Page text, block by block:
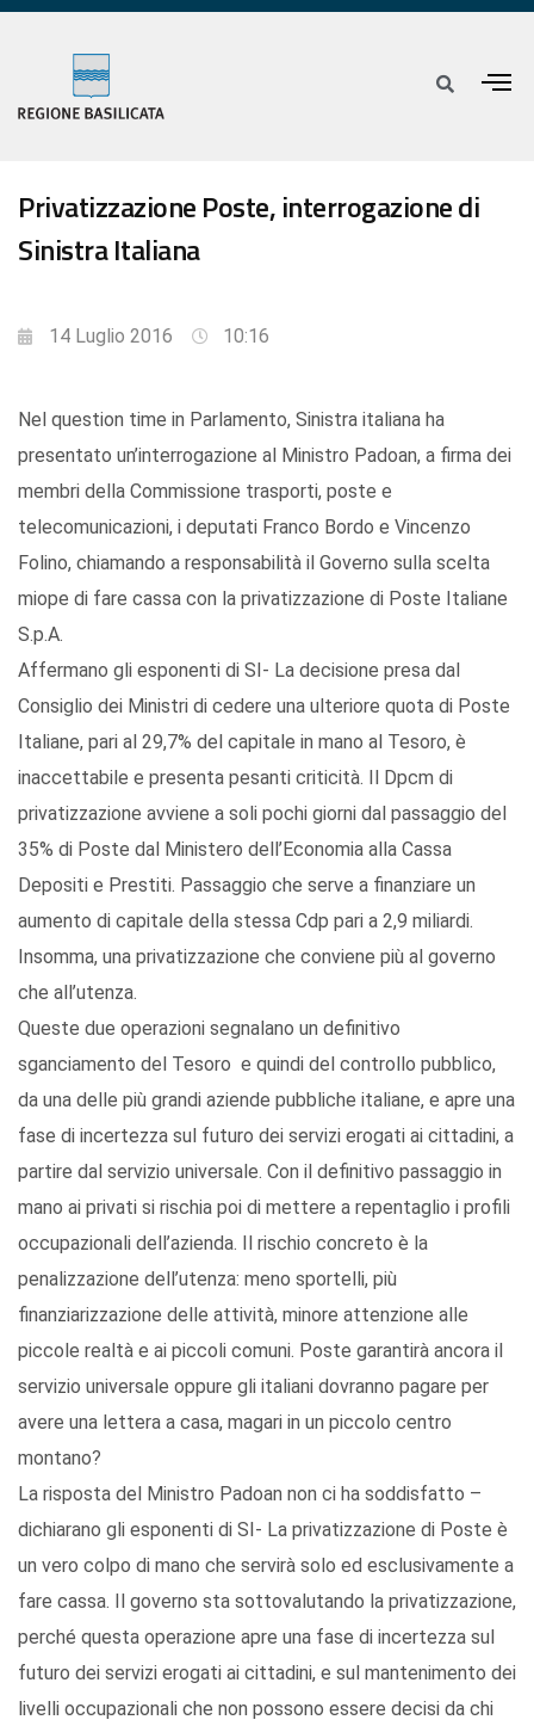
Privatizzazione Poste, interrogazione di
Sinistra Italiana
14 Luglio 2016 10:16
Nel question time in Parlamento, Sinistra italiana ha
presentato un’interrogazione al Ministro Padoan, a firma dei
membri della Commissione trasporti, poste e
telecomunicazioni, i deputati Franco Bordo e Vincenzo
Folino, chiamando a responsabilità il Governo sulla scelta
miope di fare cassa con la privatizzazione di Poste Italiane
S.p.A.
Affermano gli esponenti di SI- La decisione presa dal
Consiglio dei Ministri di cedere una ulteriore quota di Poste
Italiane, pari al 29,7% del capitale in mano al Tesoro, è
inaccettabile e presenta pesanti criticità. Il Dpcm di
privatizzazione avviene a soli pochi giorni dal passaggio del
35% di Poste dal Ministero dell’Economia alla Cassa
Depositi e Prestiti. Passaggio che serve a finanziare un
aumento di capitale della stessa Cdp pari a 2,9 miliardi.
Insomma, una privatizzazione che conviene più al governo
che all’utenza.
Queste due operazioni segnalano un definitivo
sganciamento del Tesoro e quindi del controllo pubblico,
da una delle più grandi aziende pubbliche italiane, e apre una
fase di incertezza sul futuro dei servizi erogati ai cittadini, a
partire dal servizio universale. Con il definitivo passaggio in
mano ai privati si rischia poi di mettere a repentaglio i profili
occupazionali dell’azienda. Il rischio concreto è la
penalizzazione dell’utenza: meno sportelli, più
finanziarizzazione delle attività, minore attenzione alle
piccole realtà e ai piccoli comuni. Poste garantirà ancora il
servizio universale oppure gli italiani dovranno pagare per
avere una lettera a casa, magari in un piccolo centro
montano?
La risposta del Ministro Padoan non ci ha soddisfatto –
dichiarano gli esponenti di SI- La privatizzazione di Poste è
un vero colpo di mano che servirà solo ed esclusivamente a
fare cassa. Il governo sta sottovalutando la privatizzazione,
perché questa operazione apre una fase di incertezza sul
futuro dei servizi erogati ai cittadini, e sul mantenimento dei
livelli occupazionali che non possono essere decisi da chi